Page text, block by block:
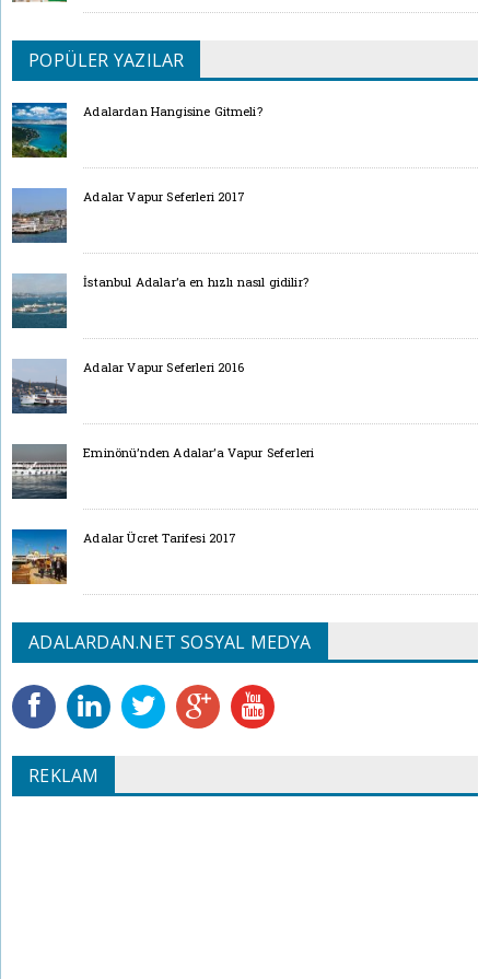
POPÜLER YAZILAR
Adalardan Hangisine Gitmeli?
Adalar Vapur Seferleri 2017
İstanbul Adalar’a en hızlı nasıl gidilir?
Adalar Vapur Seferleri 2016
Eminönü’nden Adalar’a Vapur Seferleri
Adalar Ücret Tarifesi 2017
ADALARDAN.NET SOSYAL MEDYA
REKLAM